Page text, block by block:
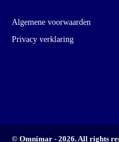
Algemene voorwaarden
Privacy verklaring
© Omnimar - 2026. All rights